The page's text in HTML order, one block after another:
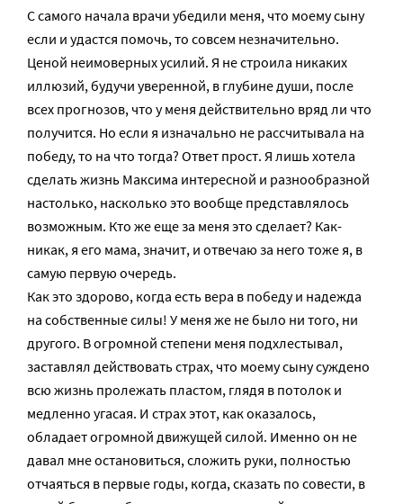
С самого начала врачи убедили меня, что моему сыну
если и удастся помочь, то совсем незначительно.
Ценой неимоверных усилий. Я не строила никаких
иллюзий, будучи уверенной, в глубине души, после
всех прогнозов, что у меня действительно вряд ли что
получится. Но если я изначально не рассчитывала на
победу, то на что тогда? Ответ прост. Я лишь хотела
сделать жизнь Максима интересной и разнообразной
настолько, насколько это вообще представлялось
возможным. Кто же еще за меня это сделает? Как-
никак, я его мама, значит, и отвечаю за него тоже я, в
самую первую очередь.
Как это здорово, когда есть вера в победу и надежда
на собственные силы! У меня же не было ни того, ни
другого. В огромной степени меня подхлестывал,
заставлял действовать страх, что моему сыну суждено
всю жизнь пролежать пластом, глядя в потолок и
медленно угасая. И страх этот, как оказалось,
обладает огромной движущей силой. Именно он не
давал мне остановиться, сложить руки, полностью
отчаяться в первые годы, когда, сказать по совести, в